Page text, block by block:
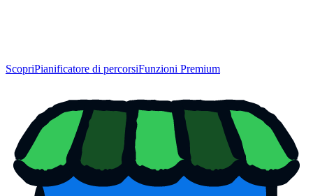
ScopriPianificatore di percorsiFunzioni Premium